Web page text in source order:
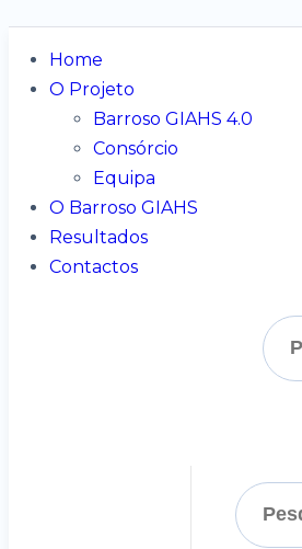
Home
O Projeto
Barroso GIAHS 4.0
Consórcio
Equipa
O Barroso GIAHS
Resultados
Contactos